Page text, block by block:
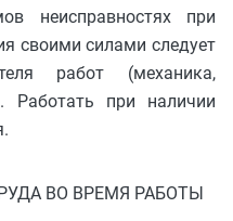
неисправностях при
своими силами следует
работ (механика,
Работать при наличии
ВО ВРЕМЯ РАБОТЫ